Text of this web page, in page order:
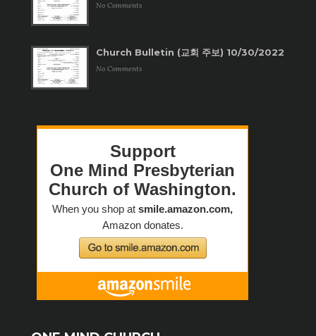
No Comments
Church Bulletin (교회 주보) 10/30/2022
No Comments